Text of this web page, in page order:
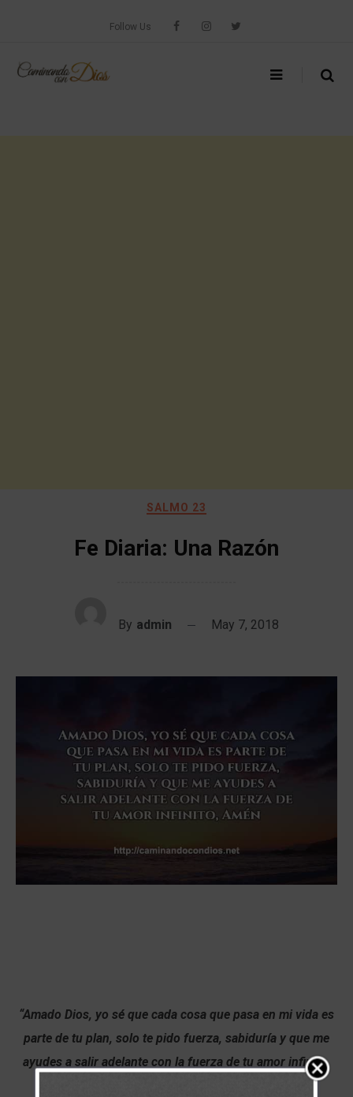
Follow Us
SALMO 23
Fe Diaria: Una Razón
By admin May 7, 2018
“Amado Dios, yo sé que cada cosa que pasa en mi vida es
parte de tu plan, solo te pido fuerza, sabiduría y que me
ayudes a salir adelante con la fuerza de tu amor infinito,